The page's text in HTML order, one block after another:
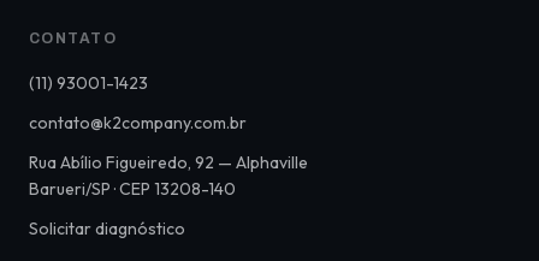
CONTATO
(11) 93001-1423
contato@k2company.com.br
Rua Abílio Figueiredo, 92 — Alphaville
Barueri/SP · CEP 13208-140
Solicitar diagnóstico